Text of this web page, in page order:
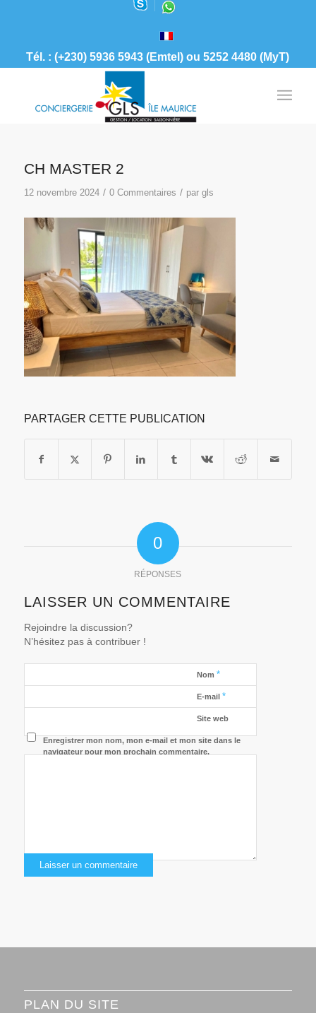
Tél. : (+230) 5936 5943 (Emtel) ou 5252 4480 (MyT)
CH MASTER 2
12 novembre 2024 / 0 Commentaires / par gls
PARTAGER CETTE PUBLICATION
0
RÉPONSES
LAISSER UN COMMENTAIRE
Rejoindre la discussion?
N’hésitez pas à contribuer !
Nom *
E-mail *
Site web
Enregistrer mon nom, mon e-mail et mon site dans le
navigateur pour mon prochain commentaire.
PLAN DU SITE